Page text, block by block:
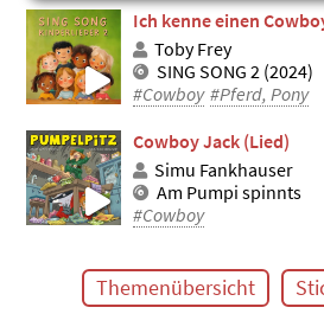
Ich kenne einen
Toby Frey
SING SONG 2 (2024)
#Cowboy #Pferd, Pony
Cowboy Jack (Lied)
Simu Fankhauser
Am Pumpi spinnts
#Cowboy
Themenübersicht